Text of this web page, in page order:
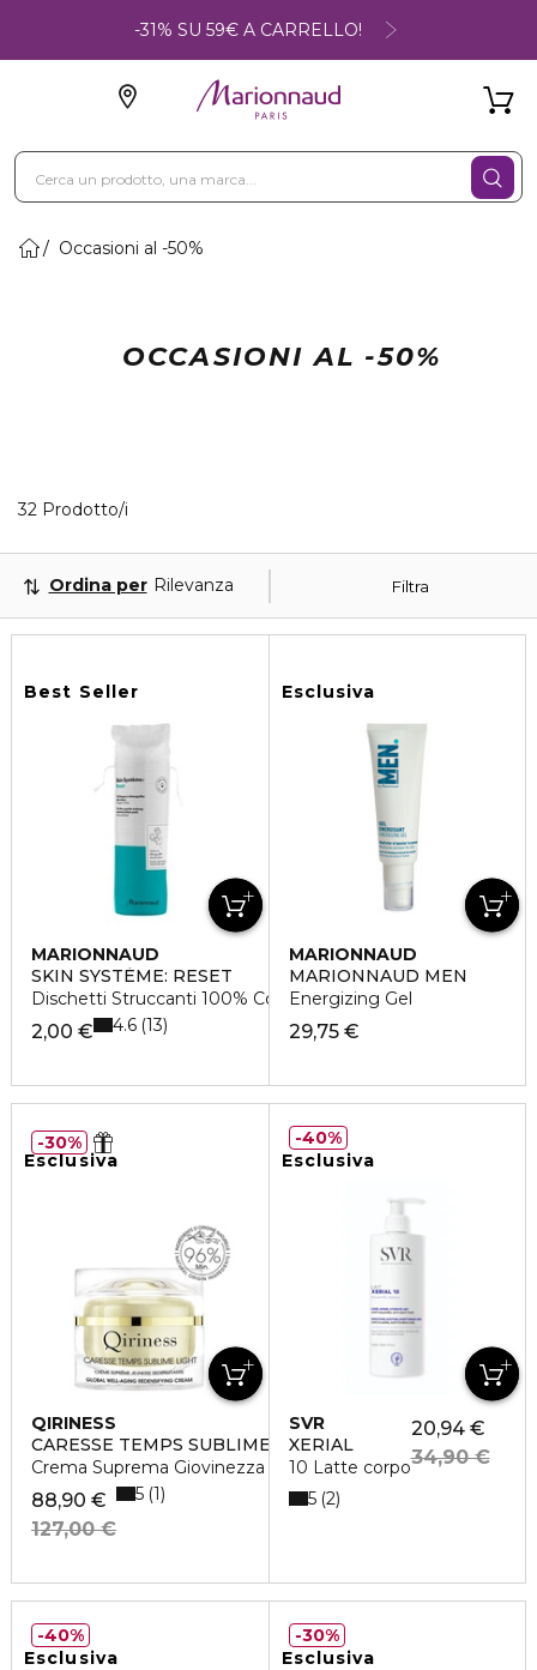
-31% SU 59€ A CARRELLO!
Occasioni al -50%
OCCASIONI AL -50%
32 Prodotto/i
Filtra
Ordina per Rilevanza
Best Seller
MARIONNAUD
SKIN SYSTÈME: RESET
Dischetti Struccanti 100% Cotone
2,00 € 4.6 13
Esclusiva
MARIONNAUD
MARIONNAUD MEN
Energizing Gel
29,75 €
Esclusiva
QIRINESS
CARESSE TEMPS SUBLIME LIGHT
Crema Suprema Giovinezza Ridensificante Versione Light
88,90 €
127,00 €
5 1
30%
Esclusiva
SVR
XERIAL
10 Latte corpo
20,94 €
34,90 €
5 2
40%
Esclusiva
40%
Esclusiva
30%